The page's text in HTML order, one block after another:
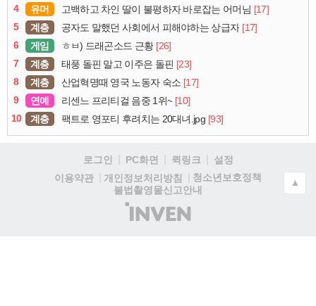
4
유머 고백하고 차인 딸이 불평하자 바로잡는 어머님 [17]
5
계층 공자도 말했던 사회에서 피해야하는 상급자 [17]
6
게임 ㅎㅂ) 드래곤소드 근황 [26]
7
계층 태풍 돌핀 말고 이주은 돌핀 [23]
8
계층 산업혁명때 영국 노동자 숙소 [17]
9
연예 리센느 프리티걸 음중 1위~ [10]
10
계층 팩트로 영포티 후려치는 20대녀.jpg [93]
로그인 PC화면 퀵링크
설정
이용약관
개인정보처리방침
청소년보호정책
불법촬영물신고안내
(주)
인
▲